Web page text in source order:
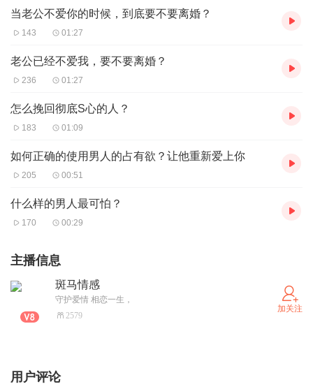
当老公不爱你的时候，到底要不要离婚？
143 01:27
老公已经不爱我，要不要离婚？
236 01:27
怎么挽回彻底S心的人？
183 01:09
如何正确的使用男人的占有欲？让他重新爱上你
205 00:51
什么样的男人最可怕？
170 00:29
主播信息
斑马情感
守护爱情 相恋一生，
2579
加关注
用户评论